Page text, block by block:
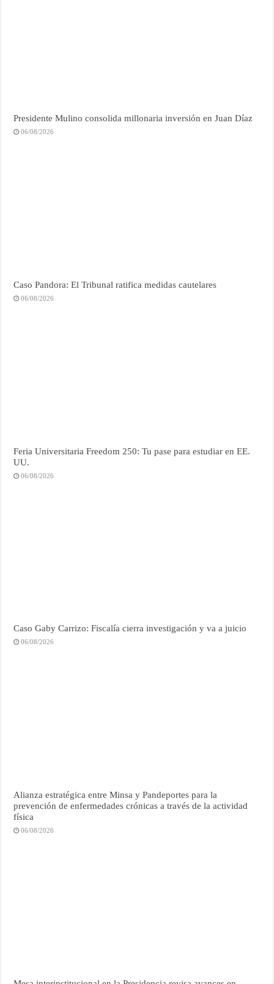
Presidente Mulino consolida millonaria inversión en Juan Díaz
06/08/2026
Caso Pandora: El Tribunal ratifica medidas cautelares
06/08/2026
Feria Universitaria Freedom 250: Tu pase para estudiar en EE.
UU.
06/08/2026
Caso Gaby Carrizo: Fiscalía cierra investigación y va a juicio
06/08/2026
Alianza estratégica entre Minsa y Pandeportes para la
prevención de enfermedades crónicas a través de la actividad
física
06/08/2026